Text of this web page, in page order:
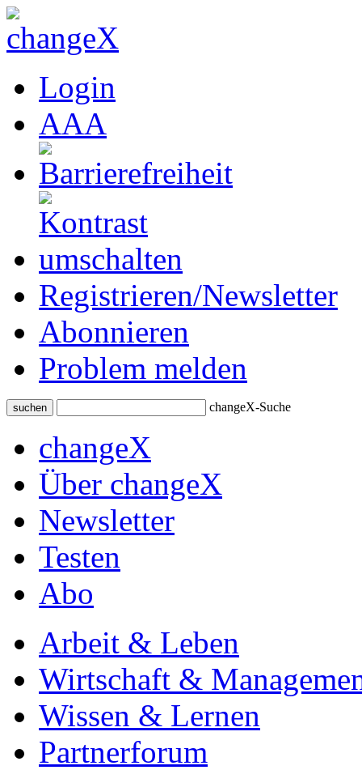
Login
AAA
Registrieren/Newsletter
Abonnieren
Problem melden
suchen changeX-Suche
changeX
Über changeX
Newsletter
Testen
Abo
Arbeit & Leben
Wirtschaft &
Wissen & Lernen
Partnerforum